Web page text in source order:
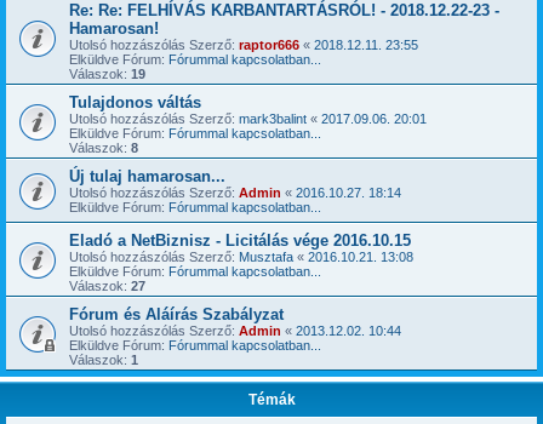
Re: Re: FELHÍVÁS KARBANTARTÁSRÓL! - 2018.12.22-23 -
Hamarosan!
Utolsó hozzászólás Szerző: raptor666 « 2018.12.11. 23:55
Elküldve Fórum: Fórummal kapcsolatban...
Válaszok: 19
Tulajdonos váltás
Utolsó hozzászólás Szerző: mark3balint « 2017.09.06. 20:01
Elküldve Fórum: Fórummal kapcsolatban...
Válaszok: 8
Új tulaj hamarosan...
Utolsó hozzászólás Szerző: Admin « 2016.10.27. 18:14
Elküldve Fórum: Fórummal kapcsolatban...
Eladó a NetBiznisz - Licitálás vége 2016.10.15
Utolsó hozzászólás Szerző: Musztafa « 2016.10.21. 13:08
Elküldve Fórum: Fórummal kapcsolatban...
Válaszok: 27
Fórum és Aláírás Szabályzat
Utolsó hozzászólás Szerző: Admin « 2013.12.02. 10:44
Elküldve Fórum: Fórummal kapcsolatban...
Válaszok: 1
Témák